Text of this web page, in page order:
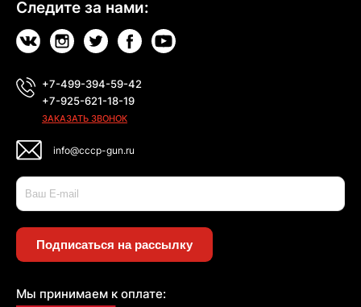
Следите за нами:
+7-499-394-59-42
+7-925-621-18-19
ЗАКАЗАТЬ ЗВОНОК
info@cccp-gun.ru
Подписаться на рассылку
Мы принимаем к оплате: